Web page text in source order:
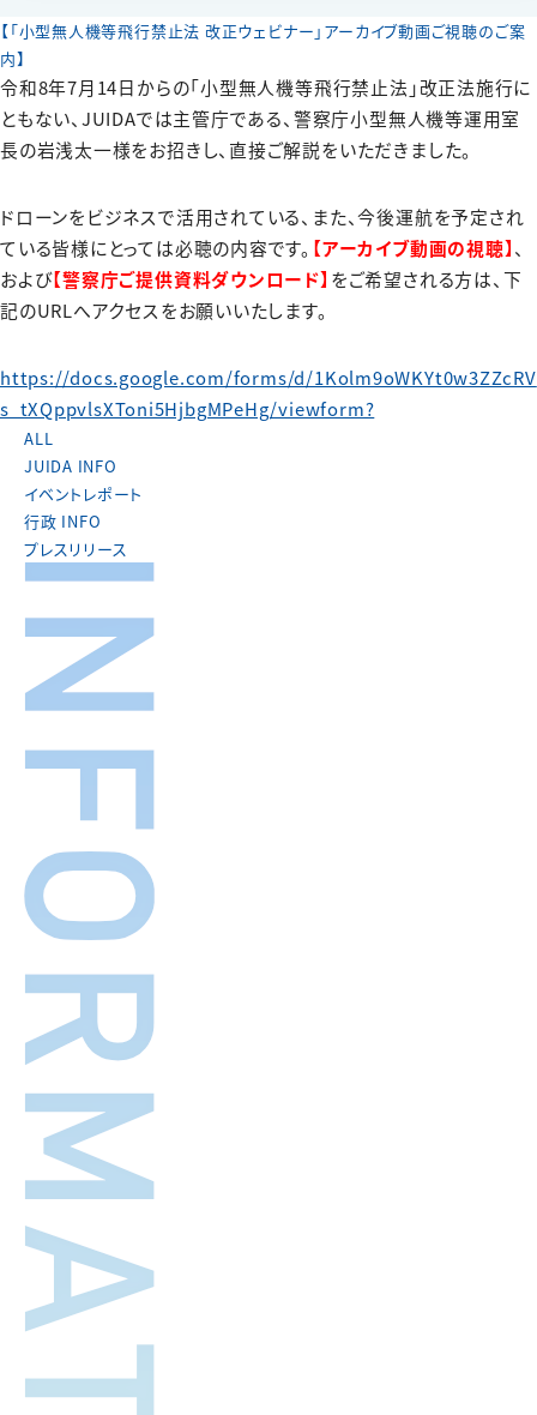
【「小型無人機等飛行禁止法 改正ウェビナー」アーカイブ動画ご視聴のご案
内】
令和8年7月14日からの「小型無人機等飛行禁止法」改正法施行に
ともない、JUIDAでは主管庁である、警察庁小型無人機等運用室
長の岩浅太一様をお招きし、直接ご解説をいただきました。
ドローンをビジネスで活用されている、また、今後運航を予定され
ている皆様にとっては必聴の内容です。 【アーカイブ動画の視聴】、
および【警察庁ご提供資料ダウンロード】 をご希望される方は、下
記のURLへアクセスをお願いいたします。
https://docs.google.com/forms/d/1Kolm9oWKYt0w3ZZcRV
s_tXQppvlsXToni5HjbgMPeHg/viewform?
ALL
JUIDA INFO
イベントレポート
行政 INFO
プレスリリース